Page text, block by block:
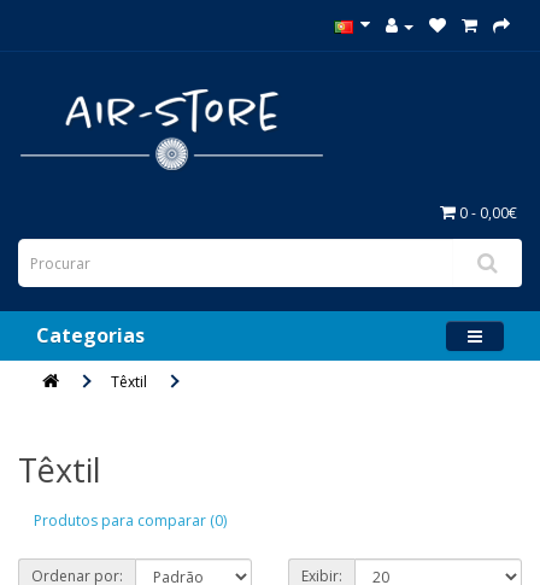
0 - 0,00€
Categorias
Têxtil
Têxtil
Produtos para comparar (0)
Ordenar por: Exibir: